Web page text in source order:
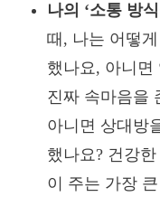
나의 ‘소통 방
때, 나는 어떻
했나요, 아니면
진짜 속마음을
아니면 상대방
했나요? 건강
이 주는 가장